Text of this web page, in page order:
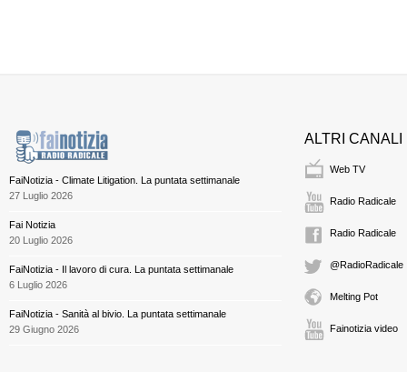
FaiNotizia - Climate Litigation. La puntata settimanale
27 Luglio 2026
Fai Notizia
20 Luglio 2026
FaiNotizia - Il lavoro di cura. La puntata settimanale
6 Luglio 2026
FaiNotizia - Sanità al bivio. La puntata settimanale
29 Giugno 2026
ALTRI CANALI
Web TV
Radio Radicale
Radio Radicale
@RadioRadicale
Melting Pot
Fainotizia video